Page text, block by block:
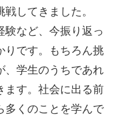
してきました。
験など、今振り返っ
りです。もちろん挑
、学生のうちであれ
ます。社会に出る前
多くのことを学んで